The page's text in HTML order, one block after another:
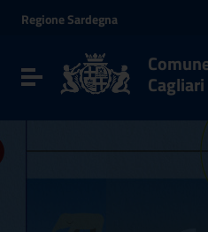
Vai al menu di navigazione
RegioneSardegna
Toggle navigation Cagliari